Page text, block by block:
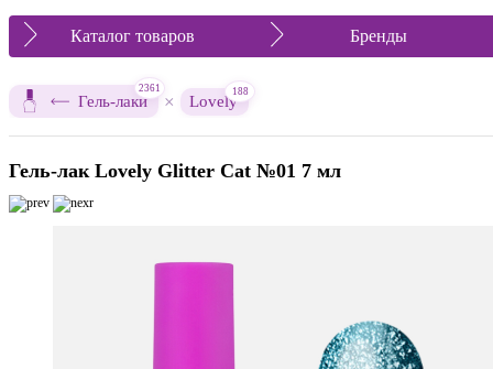
Каталог товаров Бренды
Гель-лаки
2361
× Lovely
188
Гель-лак Lovely Glitter Cat №01 7 мл